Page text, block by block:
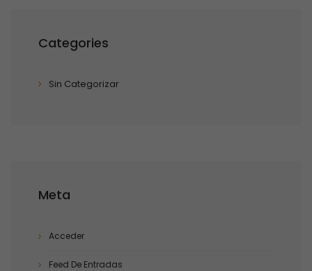
Categories
Sin Categorizar
Meta
Acceder
Feed De Entradas